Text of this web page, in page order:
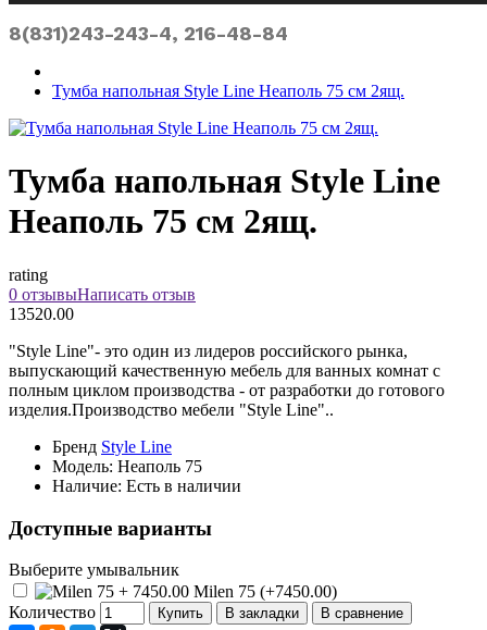
8(831)243-243-4, 216-48-84
Тумба напольная Style Line Неаполь 75 см 2ящ.
Тумба напольная Style Line
Неаполь 75 см 2ящ.
rating
0 отзывыНаписать отзыв
13520.00
"Style Line"- это один из лидеров российского рынка,
выпускающий качественную мебель для ванных комнат с
полным циклом производства - от разработки до готового
изделия.Производство мебели "Style Line"..
Бренд Style Line
Модель: Неаполь 75
Наличие: Есть в наличии
Доступные варианты
Выберите умывальник
Milen 75 (+7450.00)
Количество
Купить В закладки В сравнение